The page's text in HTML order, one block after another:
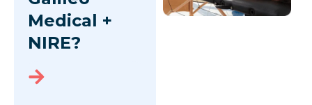
Medical +
NIRE?